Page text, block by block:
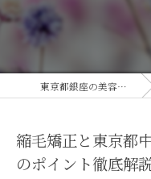
東京都銀座の美容室ならWISTERIA PLUS 1
縮毛矯正と東京都
のポイント徹底解